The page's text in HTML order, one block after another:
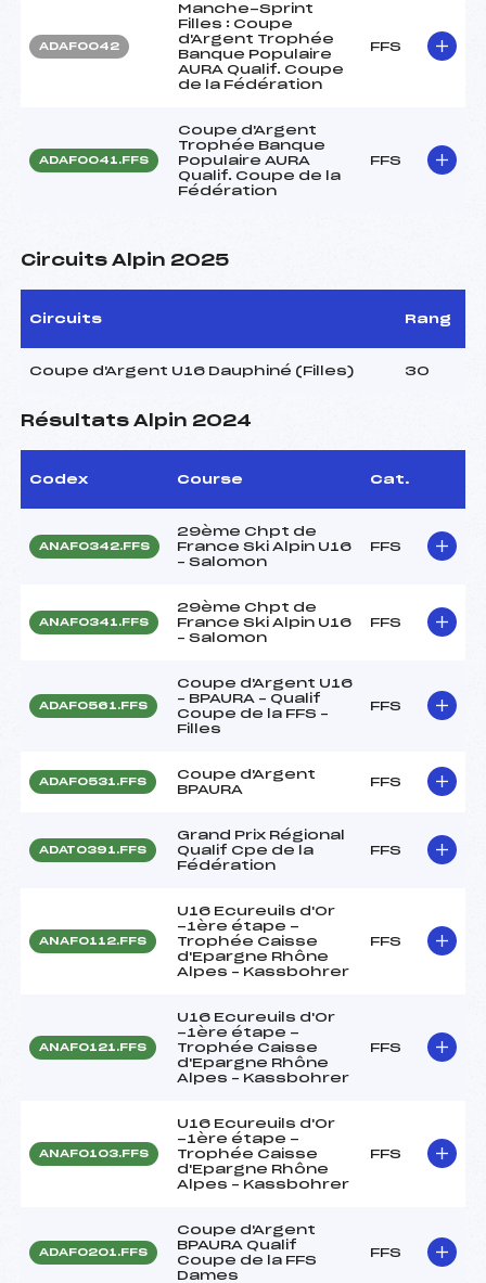
ADAF0042
Manche-Sprint
Filles : Coupe
d'Argent Trophée
Banque Populaire
AURA Qualif. Coupe
de la Fédération
FFS
ADAF0041.FFS
Coupe d'Argent
Trophée Banque
Populaire AURA
Qualif. Coupe de la
Fédération
FFS
Circuits Alpin 2025
Circuits Rang
Coupe d'Argent U16 Dauphiné (Filles) 30
Résultats Alpin 2024
Codex Course Cat.
ANAF0342.FFS
29ème Chpt de
France Ski Alpin U16
– Salomon
FFS
ANAF0341.FFS
29ème Chpt de
France Ski Alpin U16
– Salomon
FFS
ADAF0561.FFS
Coupe d'Argent U16
– BPAURA – Qualif
Coupe de la FFS –
Filles
FFS
ADAF0531.FFS
Coupe d'Argent
BPAURA
FFS
ADAT0391.FFS
Grand Prix Régional
Qualif Cpe de la
Fédération
FFS
ANAF0112.FFS
U16 Ecureuils d'Or
-1ère étape -
Trophée Caisse
d'Epargne Rhône
Alpes – Kassbohrer
FFS
ANAF0121.FFS
U16 Ecureuils d'Or
-1ère étape -
Trophée Caisse
d'Epargne Rhône
Alpes – Kassbohrer
FFS
ANAF0103.FFS
U16 Ecureuils d'Or
-1ère étape -
Trophée Caisse
d'Epargne Rhône
Alpes – Kassbohrer
FFS
ADAF0201.FFS
Coupe d'Argent
BPAURA Qualif
Coupe de la FFS
Dames
FFS